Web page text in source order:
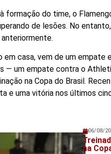
formação do time, o
de lesões. No
em casa, vem de um
— um empate contra o
na Copa do Brasil.
e uma vitória nos últimos
Veja
06/08/
na